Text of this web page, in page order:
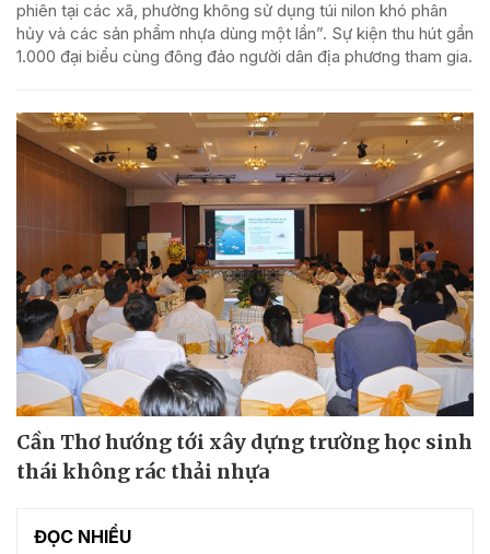
phiên tại các xã, phường không sử dụng túi nilon khó phân
hủy và các sản phẩm nhựa dùng một lần”. Sự kiện thu hút gần
1.000 đại biểu cùng đông đảo người dân địa phương tham gia.
Cần Thơ hướng tới xây dựng trường học sinh
thái không rác thải nhựa
ĐỌC NHIỀU